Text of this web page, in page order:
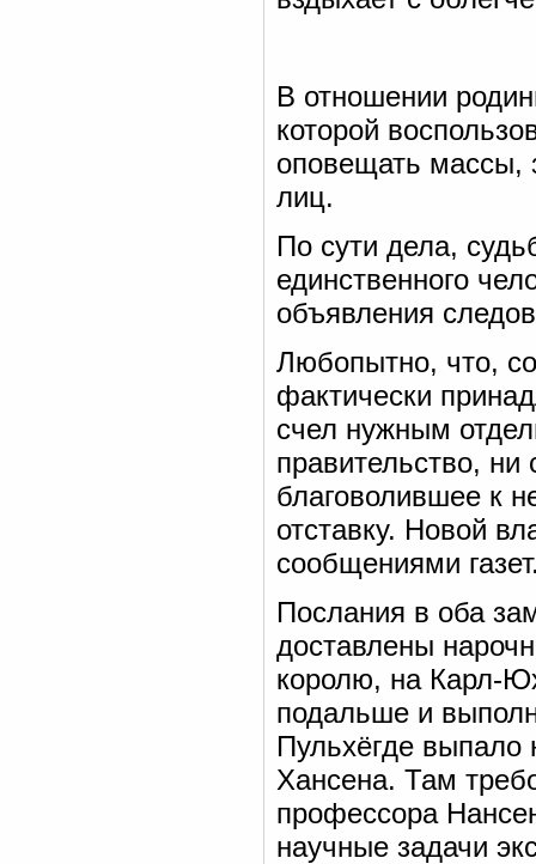
В отношении
которой
оповещать массы,
лиц.
По сути дела,
единственного
объявления
Любопытно, что,
фактически
счел нужным
правительство, ни
благоволившее к
отставку. Новой
сообщениями
Послания в оба
доставлены
королю, на Карл-
подальше и
Пульхёгде
Хансена. Там
профессора
научные задачи